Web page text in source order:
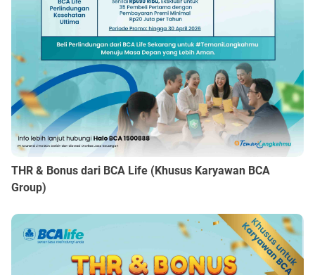
THR & Bonus dari BCA Life (Khusus Karyawan BCA
Group)